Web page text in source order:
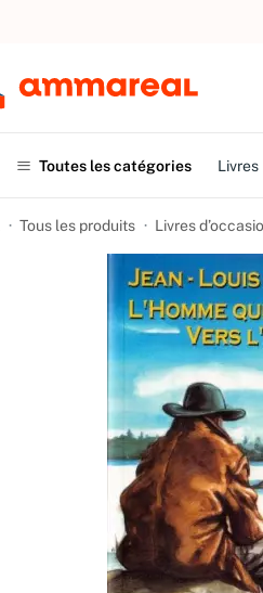
Toutes les catégories Livres
Tous les produits Livres